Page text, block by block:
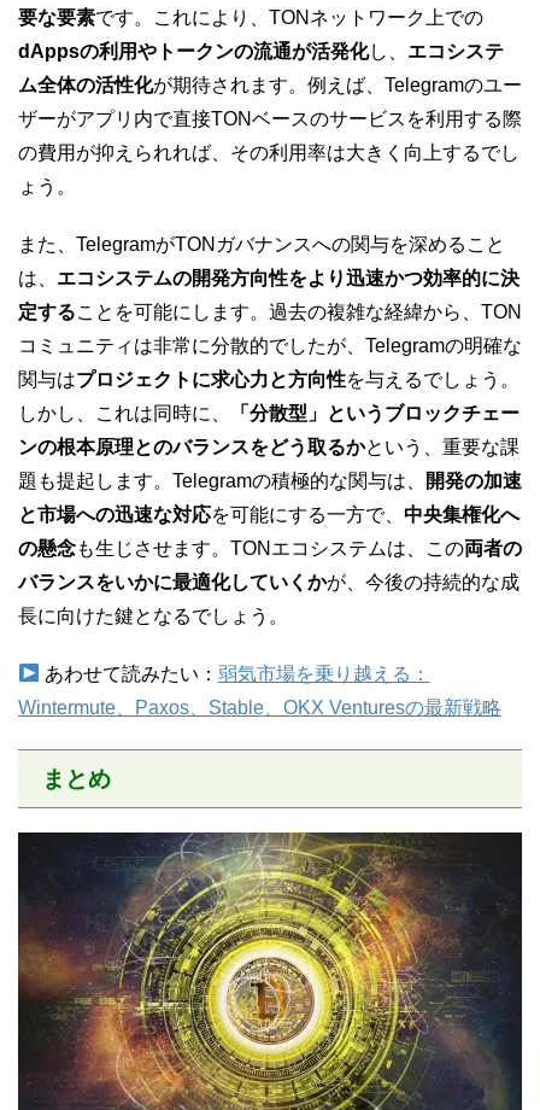
要な要素です。これにより、TONネットワーク上での
dAppsの利用やトークンの流通が活発化し、 エコシステ
ム全体の活性化が期待されます。例えば、Telegramのユー
ザーがアプリ内で直接TONベースのサービスを利用する際
の費用が抑えられれば、その利用率は大きく向上するでし
ょう。
また、TelegramがTONガバナンスへの関与を深めること
は、 エコシステムの開発方向性をより迅速かつ効率的に決
定することを可能にします。過去の複雑な経緯から、TON
コミュニティは非常に分散的でしたが、Telegramの明確な
関与はプロジェクトに求心力と方向性を与えるでしょう。
しかし、これは同時に、
「分散型」というブロックチェー
ンの根本原理とのバランスをどう取るかという、重要な課
題も提起します。Telegramの積極的な関与は、
開発の加速
と市場への迅速な対応を可能にする一方で、 中央集権化へ
の懸念も生じさせます。TONエコシステムは、この両者の
バランスをいかに最適化していくかが、今後の持続的な成
長に向けた鍵となるでしょう。
あわせて読みたい： 弱気市場を乗り越える：
Wintermute、Paxos、Stable、OKX Venturesの最新戦略
まとめ